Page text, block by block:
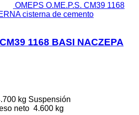
OMEPS O.ME.P.S. CM39 1168
cisterna de cemento
1168 BASI NACZEPA
kg Suspensión
neto 4.600 kg